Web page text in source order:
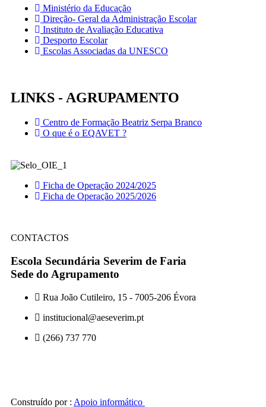
Ministério da Educação
Direção- Geral da Administração Escolar
Instituto de Avaliação Educativa
Desporto Escolar
Escolas Associadas da UNESCO
LINKS - AGRUPAMENTO
Centro de Formação Beatriz Serpa Branco
O que é o EQAVET ?
Ficha de Operação 2024/2025
Ficha de Operação 2025/2026
CONTACTOS
Escola Secundária Severim de Faria
Sede do Agrupamento
Rua João Cutileiro, 15 - 7005-206 Évora
institucional@aeseverim.pt
(266) 737 770
Construído por : Apoio informático